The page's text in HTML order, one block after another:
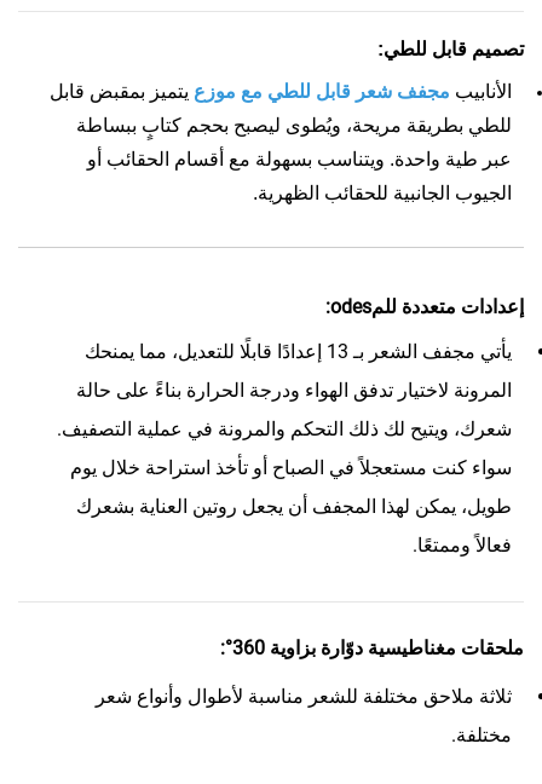
تصميم قابل للطي:
الأنابيب مجفف شعر قابل للطي مع موزع يتميز بمقبض قابل
للطي بطريقة مريحة، ويُطوى ليصبح بحجم كتابٍ ببساطة
عبر طية واحدة. ويتناسب بسهولة مع أقسام الحقائب أو
الجيوب الجانبية للحقائب الظهرية.
إعدادات متعددة للمodes:
يأتي مجفف الشعر بـ 13 إعدادًا قابلًا للتعديل، مما يمنحك
المرونة لاختيار تدفق الهواء ودرجة الحرارة بناءً على حالة
شعرك، ويتيح لك ذلك التحكم والمرونة في عملية التصفيف.
سواء كنت مستعجلاً في الصباح أو تأخذ استراحة خلال يوم
طويل، يمكن لهذا المجفف أن يجعل روتين العناية بشعرك
فعالاً وممتعًا.
ملحقات مغناطيسية دوّارة بزاوية 360°:
ثلاثة ملاحق مختلفة للشعر مناسبة لأطوال وأنواع شعر
مختلفة.